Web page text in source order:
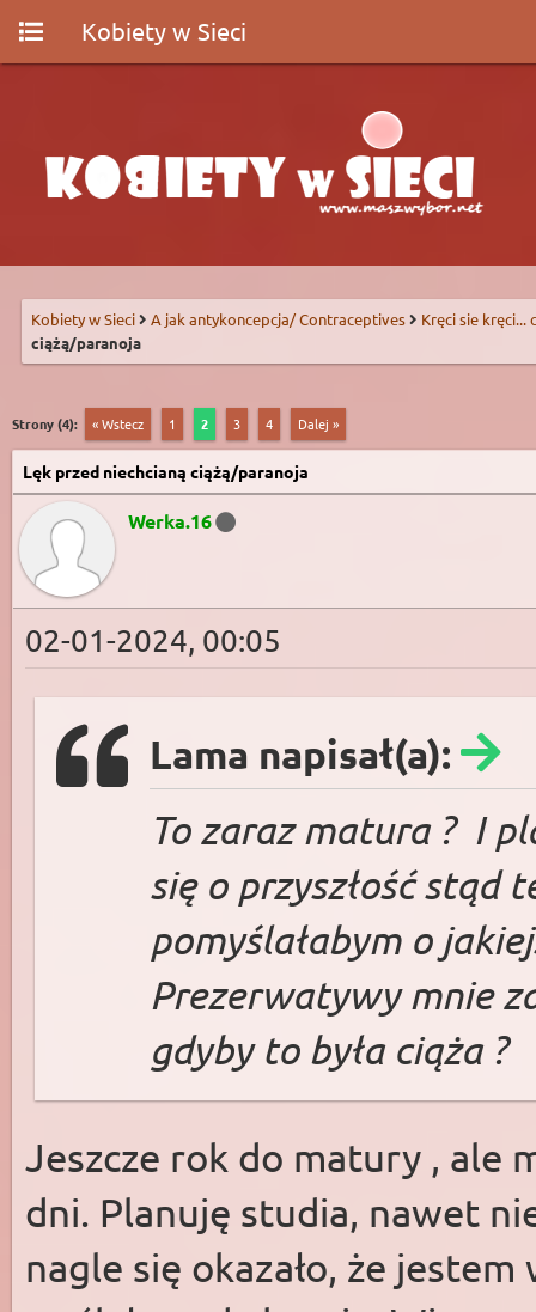
Kobiety w Sieci
Kobiety w Sieci A jak antykoncepcja/ Contraceptives
Kręci sie kręci...
ciążą/paranoja
Strony (4): « Wstecz 1 2 3 4 Dalej »
Lęk przed niechcianą ciążą/paranoja
Werka.16
02-01-2024, 00:05
Lama napisał(a):
To zaraz matura ? I
się o przyszłość stąd
pomyślałabym o
Prezerwatywy mnie
gdyby to była ciąża ?
Jeszcze rok do matury , ale
dni. Planuję studia, nawet
nagle się okazało, że